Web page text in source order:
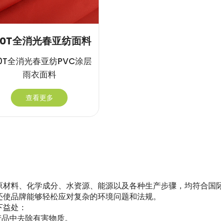
全消光春亚纺面料
全消光春亚纺PVC涂层
雨衣面料
查看更多
料、化学成分、水资源、能源以及各种生产步骤，均符合国
品牌能够轻松应对复杂的环境问题和法规。
处：
中去除有害物质。